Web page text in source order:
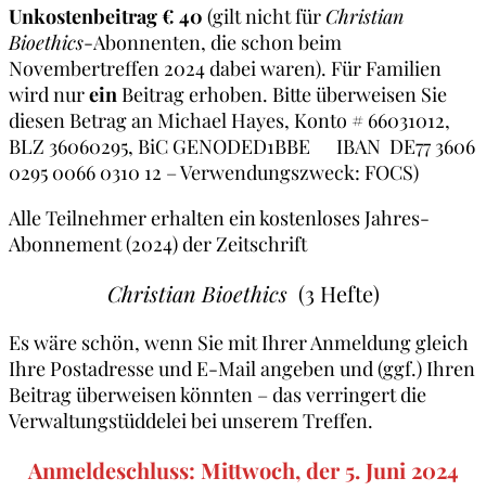
Unkostenbeitrag € 40 (gilt nicht für Christian
Bioethics-Abonnenten, die schon beim
Novembertreffen 2024 dabei waren). Für Familien
wird nurein Beitrag erhoben. Bitte überweisen Sie
diesen Betrag an Michael Hayes, Konto # 66031012,
BLZ 36060295, BiC GENODED1BBE IBAN DE77 3606
0295 0066 0310 12 – Verwendungszweck: FOCS)
Alle Teilnehmer erhalten ein kostenloses Jahres-
Abonnement (2024) der Zeitschrift
Christian Bioethics (3 Hefte)
Es wäre schön, wenn Sie mit Ihrer Anmeldung gleich
Ihre Postadresse und E-Mail angeben und (ggf.) Ihren
Beitrag überweisen könnten – das verringert die
Verwaltungstüddelei bei unserem Treffen.
Anmeldeschluss: Mittwoch, der 5. Juni 2024